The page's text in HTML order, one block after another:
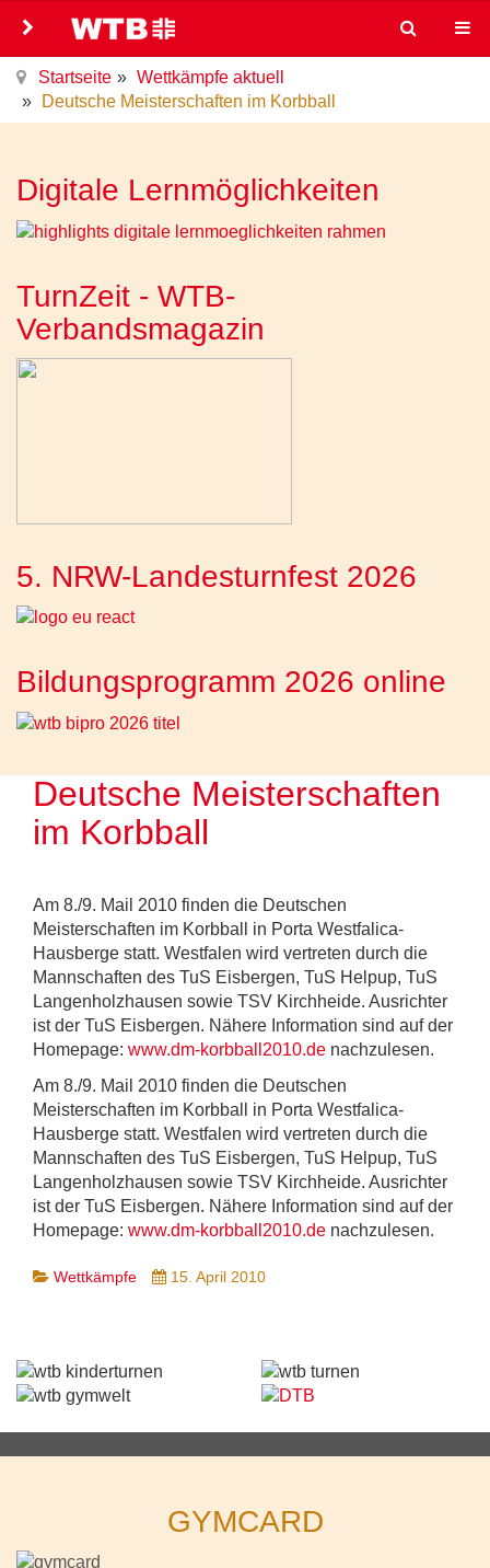
Startseite
Wettkämpfe aktuell
Deutsche Meisterschaften im Korbball
Digitale Lernmöglichkeiten
TurnZeit - WTB-
Verbandsmagazin
5. NRW-Landesturnfest 2026
Bildungsprogramm 2026 online
Deutsche Meisterschaften
im Korbball
Am 8./9. Mail 2010 finden die Deutschen
Meisterschaften im Korbball in Porta Westfalica-
Hausberge statt. Westfalen wird vertreten durch die
Mannschaften des TuS Eisbergen, TuS Helpup, TuS
Langenholzhausen sowie TSV Kirchheide. Ausrichter
ist der TuS Eisbergen. Nähere Information sind auf der
Homepage: www.dm-korbball2010.de nachzulesen.
Am 8./9. Mail 2010 finden die Deutschen
Meisterschaften im Korbball in Porta Westfalica-
Hausberge statt. Westfalen wird vertreten durch die
Mannschaften des TuS Eisbergen, TuS Helpup, TuS
Langenholzhausen sowie TSV Kirchheide. Ausrichter
ist der TuS Eisbergen. Nähere Information sind auf der
Homepage: www.dm-korbball2010.de nachzulesen.
Wettkämpfe 15. April 2010
GYMCARD